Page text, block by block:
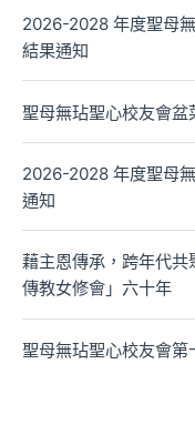
2026-2028 年度聖母
結果通知
聖母無玷聖心校友會盆
2026-2028 年度聖母
通知
藉主恩傳承，跨年代
傳教女修會」六十年
聖母無玷聖心校友會第